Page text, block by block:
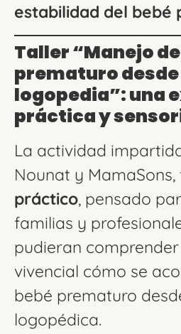
estabilidad del bebé
Taller “Manejo
prematuro
logopedia”: una
práctica y
La actividad
Nounat y
práctico, pensado
familias y
pudieran
vivencial cómo se
bebé prematuro
logopédica.